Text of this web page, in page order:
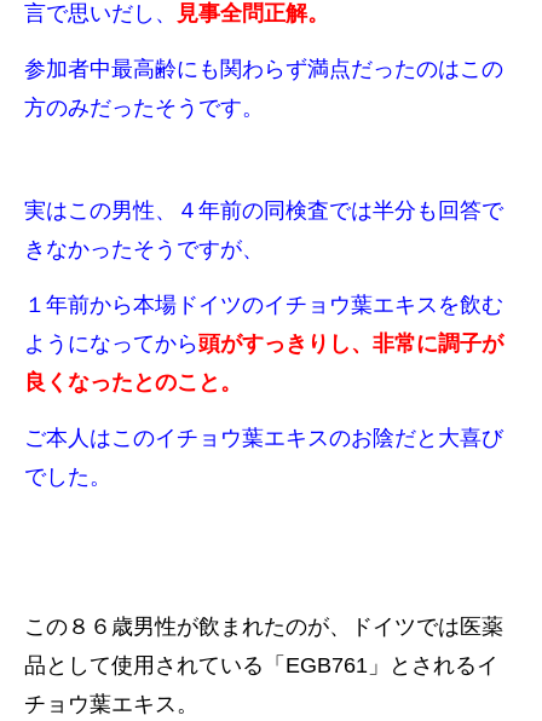
言で思いだし、
見事全問正解。
参加者中最高齢にも関わらず満点だったのはこの
方のみだったそうです。
実はこの男性、４年前の同検査では半分も回答で
きなかったそうですが、
１年前から本場ドイツのイチョウ葉エキスを飲む
ようになってから頭がすっきりし、非常に調子が
良くなったとのこと。
ご本人はこのイチョウ葉エキスのお陰だと大喜び
でした。
この８６歳男性が飲まれたのが、ドイツでは医薬
品として使用されている「EGB761」とされるイ
チョウ葉エキス。